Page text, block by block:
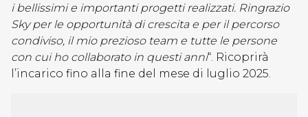
i bellissimi e importanti progetti realizzati. Ringrazio
Sky per le opportunità di crescita e per il percorso
condiviso, il mio prezioso team e tutte le persone
con cui ho collaborato in questi anni“. Ricoprirà
l’incarico fino alla fine del mese di luglio 2025.